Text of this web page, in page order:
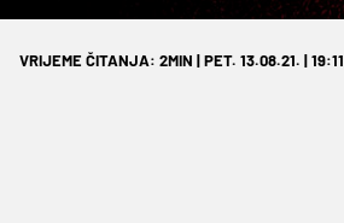
VRIJEME ČITANJA: 2MIN | PET. 13.08.21. | 19:11